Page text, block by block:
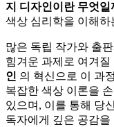
지 디자인이란 무엇일
색상 심리학을 이해
많은 독립 작가와 출
힘겨운 과제로 여겨
인 의 혁신으로 이 과
복잡한 색상 이론을
있으며, 이를 통해 당
독자에게 깊은 공감